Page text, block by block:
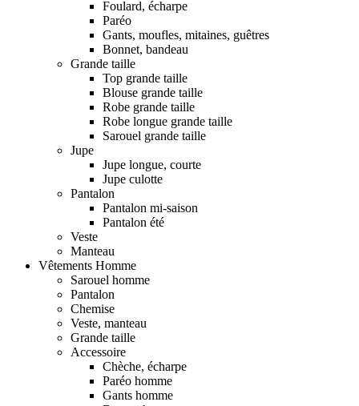
Foulard, écharpe
Paréo
Gants, moufles, mitaines, guêtres
Bonnet, bandeau
Grande taille
Top grande taille
Blouse grande taille
Robe grande taille
Robe longue grande taille
Sarouel grande taille
Jupe
Jupe longue, courte
Jupe culotte
Pantalon
Pantalon mi-saison
Pantalon été
Veste
Manteau
Vêtements Homme
Sarouel homme
Pantalon
Chemise
Veste, manteau
Grande taille
Accessoire
Chèche, écharpe
Paréo homme
Gants homme